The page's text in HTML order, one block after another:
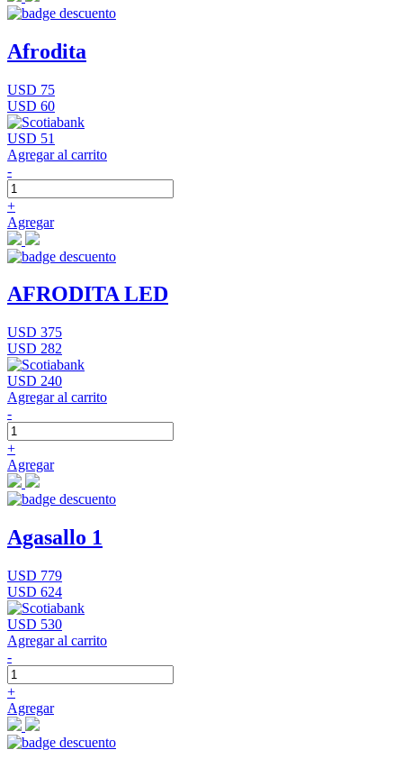
Afrodita
USD 75
USD 60
USD 51
Agregar al carrito
-
+
Agregar
AFRODITA LED
USD 375
USD 282
USD 240
Agregar al carrito
-
+
Agregar
Agasallo 1
USD 779
USD 624
USD 530
Agregar al carrito
-
+
Agregar